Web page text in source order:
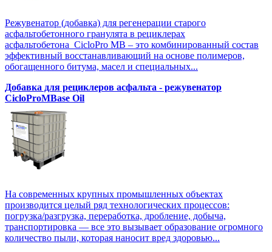
Режувенатор (добавка) для регенерации старого
асфальтобетонного гранулята в рециклерах
асфальтобетона CicloPro MB – это комбинированный состав
эффективный восстанавливающий на основе полимеров,
обогащенного битума, масел и специальных...
Добавка для рециклеров асфальта - режувенатор
CicloProMBase Oil
На современных крупных промышленных объектах
производится целый ряд технологических процессов:
погрузка/разгрузка, переработка, дробление, добыча,
транспортировка — все это вызывает образование огромного
количество пыли, которая наносит вред здоровью...